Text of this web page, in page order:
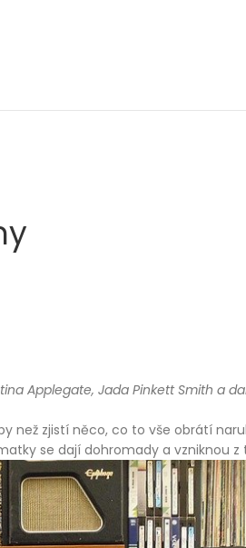
Applegate, Jada Pinkett Smith a
než zjistí něco, co to vše obrátí
se dají dohromady a vzniknou